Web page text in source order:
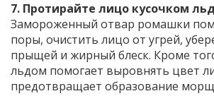
7. Протирайте лицо кусочком
Замороженный отвар ромашки
поры, очистить лицо от угрей,
прыщей и жирный блеск. Кроме
льдом помогает выровнять цвет
предотвращает образование